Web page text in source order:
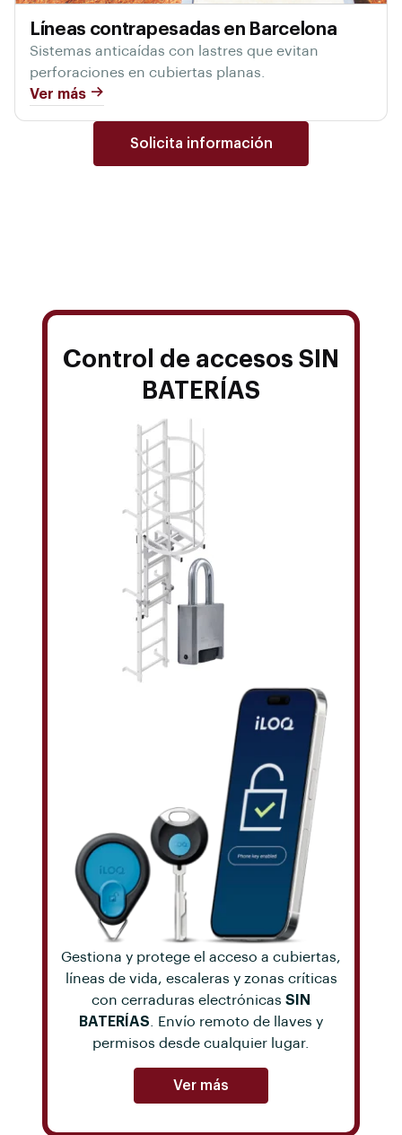
Líneas contrapesadas en Barcelona
Sistemas anticaídas con lastres que evitan
perforaciones en cubiertas planas.
Ver más
Solicita información
Control de accesos SIN
BATERÍAS
Gestiona y protege el acceso a cubiertas,
líneas de vida, escaleras y zonas críticas
con cerraduras electrónicas SIN
BATERÍAS . Envío remoto de llaves y
permisos desde cualquier lugar.
Ver más